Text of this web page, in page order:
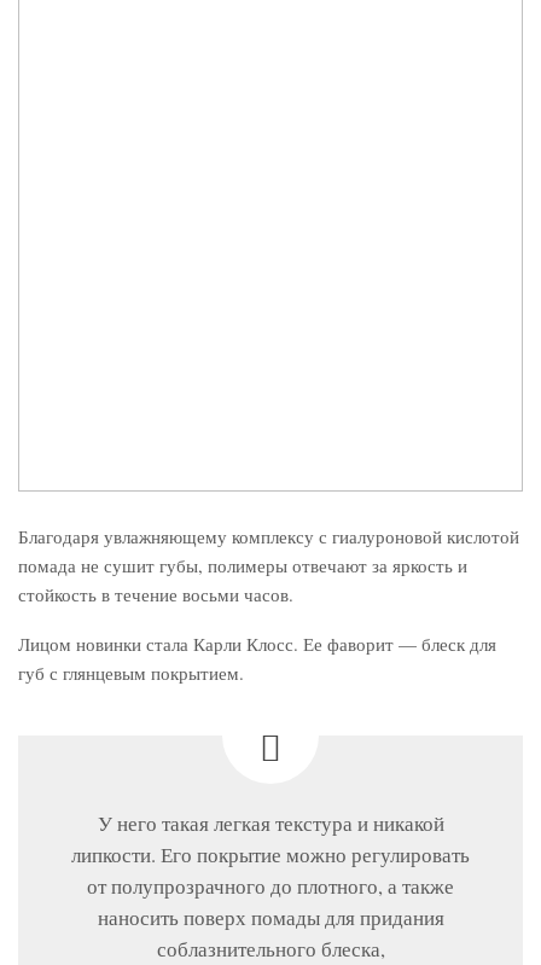
Благодаря увлажняющему комплексу с гиалуроновой кислотой
помада не сушит губы, полимеры отвечают за яркость и
стойкость в течение восьми часов.
Лицом новинки стала Карли Клосс. Ее фаворит — блеск для
губ с глянцевым покрытием.
У него такая легкая текстура и никакой
липкости. Его покрытие можно регулировать
от полупрозрачного до плотного, а также
наносить поверх помады для придания
соблазнительного блеска,